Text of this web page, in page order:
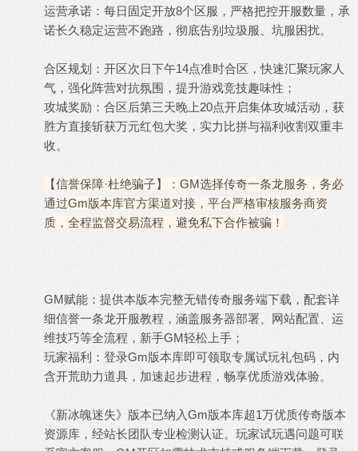
运营承诺：每日固定开放8个区服，严格把控开服数量，承
诺长久稳定运营不跑路，彻底告别垃圾服、坑服困扰。
合区规划：开区次日下午14点准时合区，快速汇聚玩家人
气，强化阵营对抗氛围，提升游戏竞技趣味性；
攻城奖励：合区后第三天晚上20点开启集体攻城活动，获
胜方直接斩获万元红包大奖，实力比拼与福利收割双重丰
收。
【信誉保障·杜绝骗子】：GM选择传奇一条龙服务，务必
通过Gm版本库官方渠道对接，平台严格审核服务商资
质，全程监督交易流程，避免私下合作被骗！
GM赋能：提供本版本完整无错传奇服务端下载，配套详
细信誉一条龙开服教程，涵盖服务器部署、网站配置、运
维技巧等全流程，新手GM轻松上手；
玩家福利：登录Gm版本库即可领取专属试玩礼包码，内
含开荒助力道具，加速起步进程，畅享优质游戏体验。
《新冰魄迷失》版本已纳入Gm版本库超1万优质传奇版本
资源库，经站长团队专业检测认证。玩家试玩遇问题可联